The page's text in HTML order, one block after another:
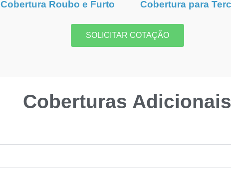
Cobertura Roubo e Furto Cobertura para
SOLICITAR COTAÇÃO
Coberturas Adicionais